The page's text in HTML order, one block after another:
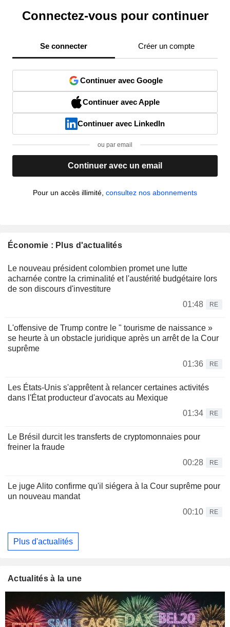
Connectez-vous pour continuer
Se connecter Créer un compte
Continuer avec Google
Continuer avec Apple
Continuer avec LinkedIn
ou par email
Continuer avec un email
Pour un accès illimité, consultez nos abonnements
Économie : Plus d'actualités
Le nouveau président colombien promet une lutte
acharnée contre la criminalité et l'austérité budgétaire lors
de son discours d'investiture
01:48
RE
L'offensive de Trump contre le " tourisme de naissance »
se heurte à un obstacle juridique après un arrêt de la Cour
suprême
01:36
RE
Les États-Unis s'apprêtent à relancer certaines activités
dans l'État producteur d'avocats au Mexique
01:34
RE
Le Brésil durcit les transferts de cryptomonnaies pour
freiner la fraude
00:28
RE
Le juge Alito confirme qu'il siégera à la Cour suprême pour
un nouveau mandat
00:10
RE
Plus d'actualités
Actualités à la une